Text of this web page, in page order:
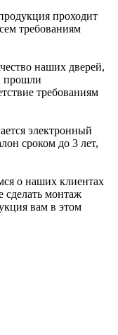
проходит
требованиям
наших дверей,
прошли
требованиям
электронный
сроком до 3 лет,
о наших клиентах
сделать монтаж
вам в этом